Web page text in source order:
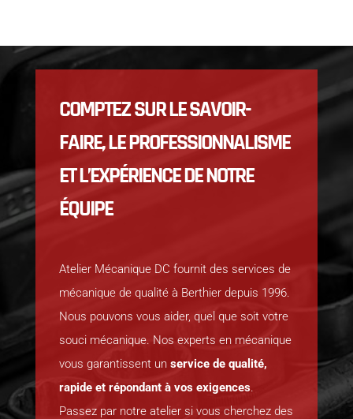
COMPTEZ SUR LE SAVOIR-
FAIRE, LE PROFESSIONNALISME
ET L’EXPÉRIENCE DE NOTRE
ÉQUIPE
Atelier Mécanique DC fournit des services de
mécanique de qualité à Berthier depuis 1996.
Nous pouvons vous aider, quel que soit votre
souci mécanique. Nos experts en mécanique
vous garantissent un service de qualité,
rapide et répondant à vos exigences.
Passez par notre atelier si vous cherchez des